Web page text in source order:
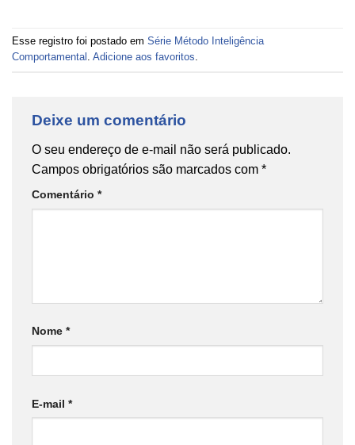
Esse registro foi postado em Série Método Inteligência
Comportamental
Adicione aos favoritos
Deixe um comentário
O seu endereço de e-mail não será publicado.
Campos obrigatórios são marcados com *
Comentário *
Nome *
E-mail *